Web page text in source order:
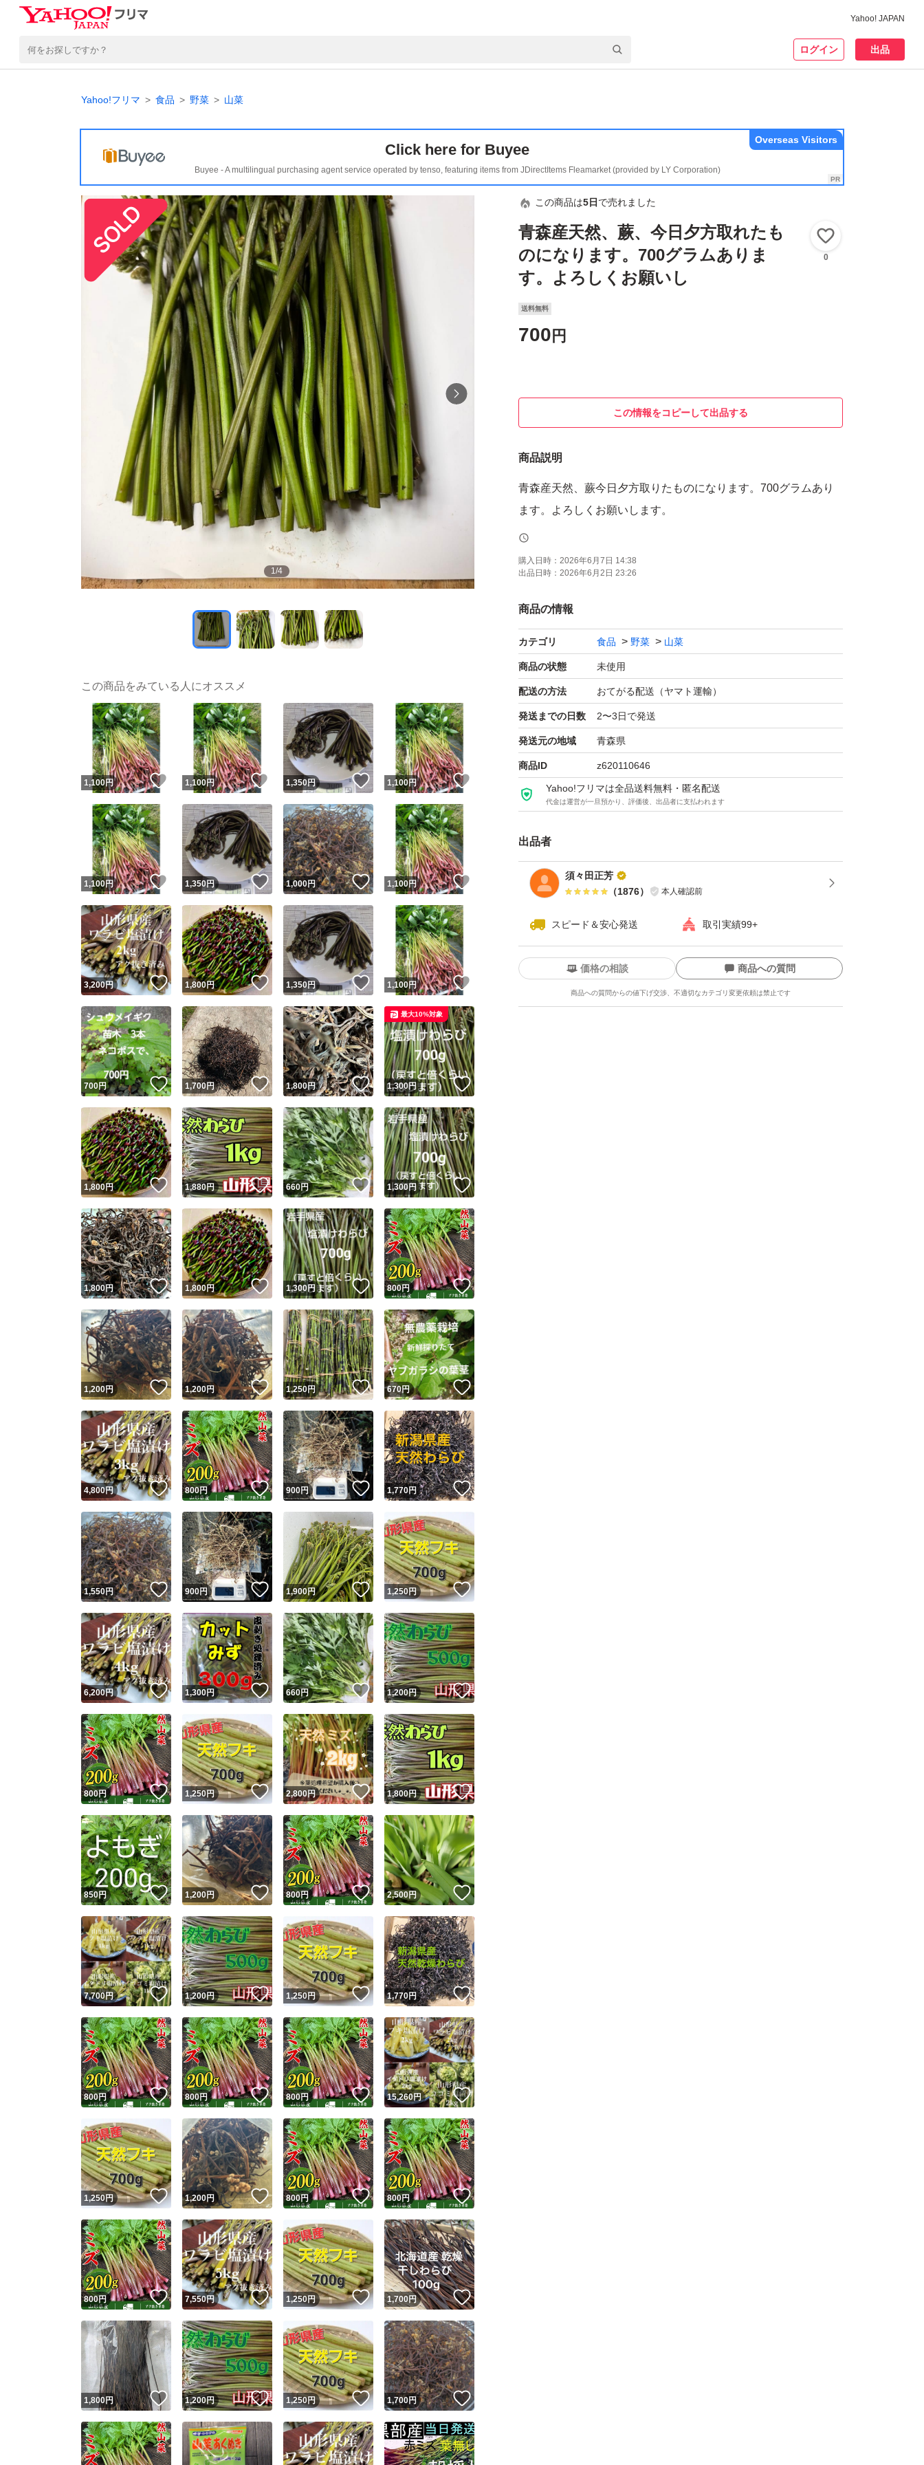
Yahoo! JAPAN
ログイン 出品
Yahoo!フリマ 食品 野菜 山菜
Click here for Buyee
Buyee - A multilingual purchasing agent service operated by tenso, featuring items from JDirectItems Fleamarket (provided by LY Corporation)
Overseas Visitors
1/4
この商品は5日 で売れました
青森産天然、蕨、今日夕方取れたも
のになります。700グラムありま
す。よろしくお願いし
0
送料無料
700 円
この情報をコピーして出品する
商品説明
青森産天然、蕨今日夕方取りたものになります。700グラムあり
ます。よろしくお願いします。
購入日時： 2026年6月7日 14:38
出品日時： 2026年6月2日 23:26
商品の情報
カテゴリ 食品 野菜 山菜
商品の状態 未使用
配送の方法 おてがる配送（ヤマト運輸）
発送までの日数 2〜3日で発送
発送元の地域 青森県
商品ID z620110646
Yahoo!フリマは全品送料無料・匿名配送
代金は運営が一旦預かり、評価後、出品者に支払われます
出品者
須々田正芳
（1876） 本人確認前
スピード＆安心発送 取引実績99+
ユーザーの実績について
Yahoo!フリマが定めた一定の基準を満たしたユーザーにバッジを付与しています
安心取引出品者
安心取引出品者 Yahoo!フリマの基準をクリアした安心・安全なユーザーです
取引実績
取引実績◯+ このユーザーはYahoo!フリマの取引を完了させた実績があります
他フリマ実績◯+ このユーザーは他フリマサービスでの取引実績があります
スピード&安心発送
※このバッジは実績に基づく表示であり、発送を保証しているものではありません
スピード＆安心発送
このユーザーは高頻度で24時間以内＆設定した発送日数内に発送してい
ます
スピード発送 このユーザーは高頻度で24時間以内に発送しています
安心発送 このユーザーは設定した発送日数内に発送しています
価格の相談 商品への質問
商品への質問からの値下げ交渉、不適切なカテゴリ変更依頼は禁止です
この商品の情報をコピーします
商品画像の 無断転載は禁止されています
コピーは1商品につき1回です
出品ページへ
キャンセル
この商品をみている人にオススメ
1,100円 いいね！
1,100円 いいね！
1,350円 いいね！
1,100円
1,100円 いいね！
1,350円 いいね！
1,000円 いいね！
1,100円
3,200円 いいね！
1,800円 いいね！
1,350円 いいね！
1,100円
700円 いいね！
1,700円 いいね！
1,800円 いいね！
1,300円 いいね！
最大10%対象
1,800円 いいね！
1,880円 いいね！
660円 いいね！
1,300円 いいね！
1,800円 いいね！
1,800円 いいね！
1,300円 いいね！
800円 いいね！
1,200円 いいね！
1,200円 いいね！
1,250円 いいね！
670円 いいね！
4,800円 いいね！
800円 いいね！
900円 いいね！
1,770円 いいね！
1,550円 いいね！
900円 いいね！
1,900円 いいね！
1,250円 いいね！
6,200円 いいね！
1,300円 いいね！
660円 いいね！
1,200円 いいね！
800円 いいね！
1,250円 いいね！
2,800円 いいね！
1,800円 いいね！
850円 いいね！
1,200円 いいね！
800円 いいね！
2,500円 いいね！
7,700円 いいね！
1,200円 いいね！
1,250円 いいね！
1,770円 いいね！
800円 いいね！
800円 いいね！
800円 いいね！
15,260円 いいね！
1,250円 いいね！
1,200円 いいね！
800円 いいね！
800円 いいね！
800円 いいね！
7,550円 いいね！
1,250円 いいね！
1,700円 いいね！
1,800円 いいね！
1,200円 いいね！
1,250円 いいね！
1,700円 いいね！